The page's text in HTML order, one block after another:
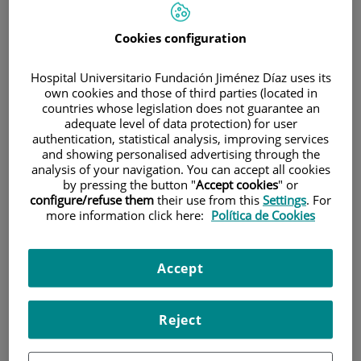
Investigación
Teléfono de atención al usuario
Cookies configuration
Hospital Universitario Fundación Jiménez Díaz uses its
own cookies and those of third parties (located in
countries whose legislation does not guarantee an
adequate level of data protection) for user
authentication, statistical analysis, improving services
and showing personalised advertising through the
analysis of your navigation. You can accept all cookies
by pressing the button "Accept cookies" or
configure/refuse them their use from this Settings. For
more information click here: Política de Cookies
Reject
Accept